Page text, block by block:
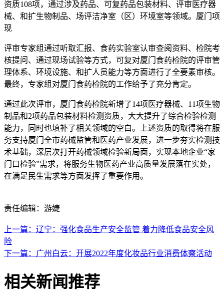
资质108项，通过涉及药品、可复药品包装材料、评审医疗器
械、和扩生物制品、场评洁净室（区）环境室等领域。厦门项
现
评审专家组通过听取汇报、食药实验室认审查阅资料、检院考
核提问、通过现场试验等方式，可复对厦门食药检院的评审管
理体系、环境设施、和扩人员能力等方面进行了全要素审核。
最终，专家组对厦门食药检院的工作给予了充分肯定。
通过此次评审，厦门食药检院新增了14项医疗器械、11项生物
制品和2项药品包装材料检测资质，大大提升了综合检验检测
能力，同时也填补了相关领域的空白。上述资质的取得将在服
务支持厦门全市药械监管和医药产业发展，进一步夯实检测技
术基础，深层次打开药械领域检验新局面，实现本地企业“家
门口检验”需求，将服务生物医药产业高质量发展落在实处，
在满足民生需求等方面发挥了重要作用。
责任编辑：游婕
上一篇：辽宁：强化食品生产安全监管 着力降低食品安全风
险
下一篇：广州白云：开展2022年度化妆品行业消费体察活动
相关新闻推荐